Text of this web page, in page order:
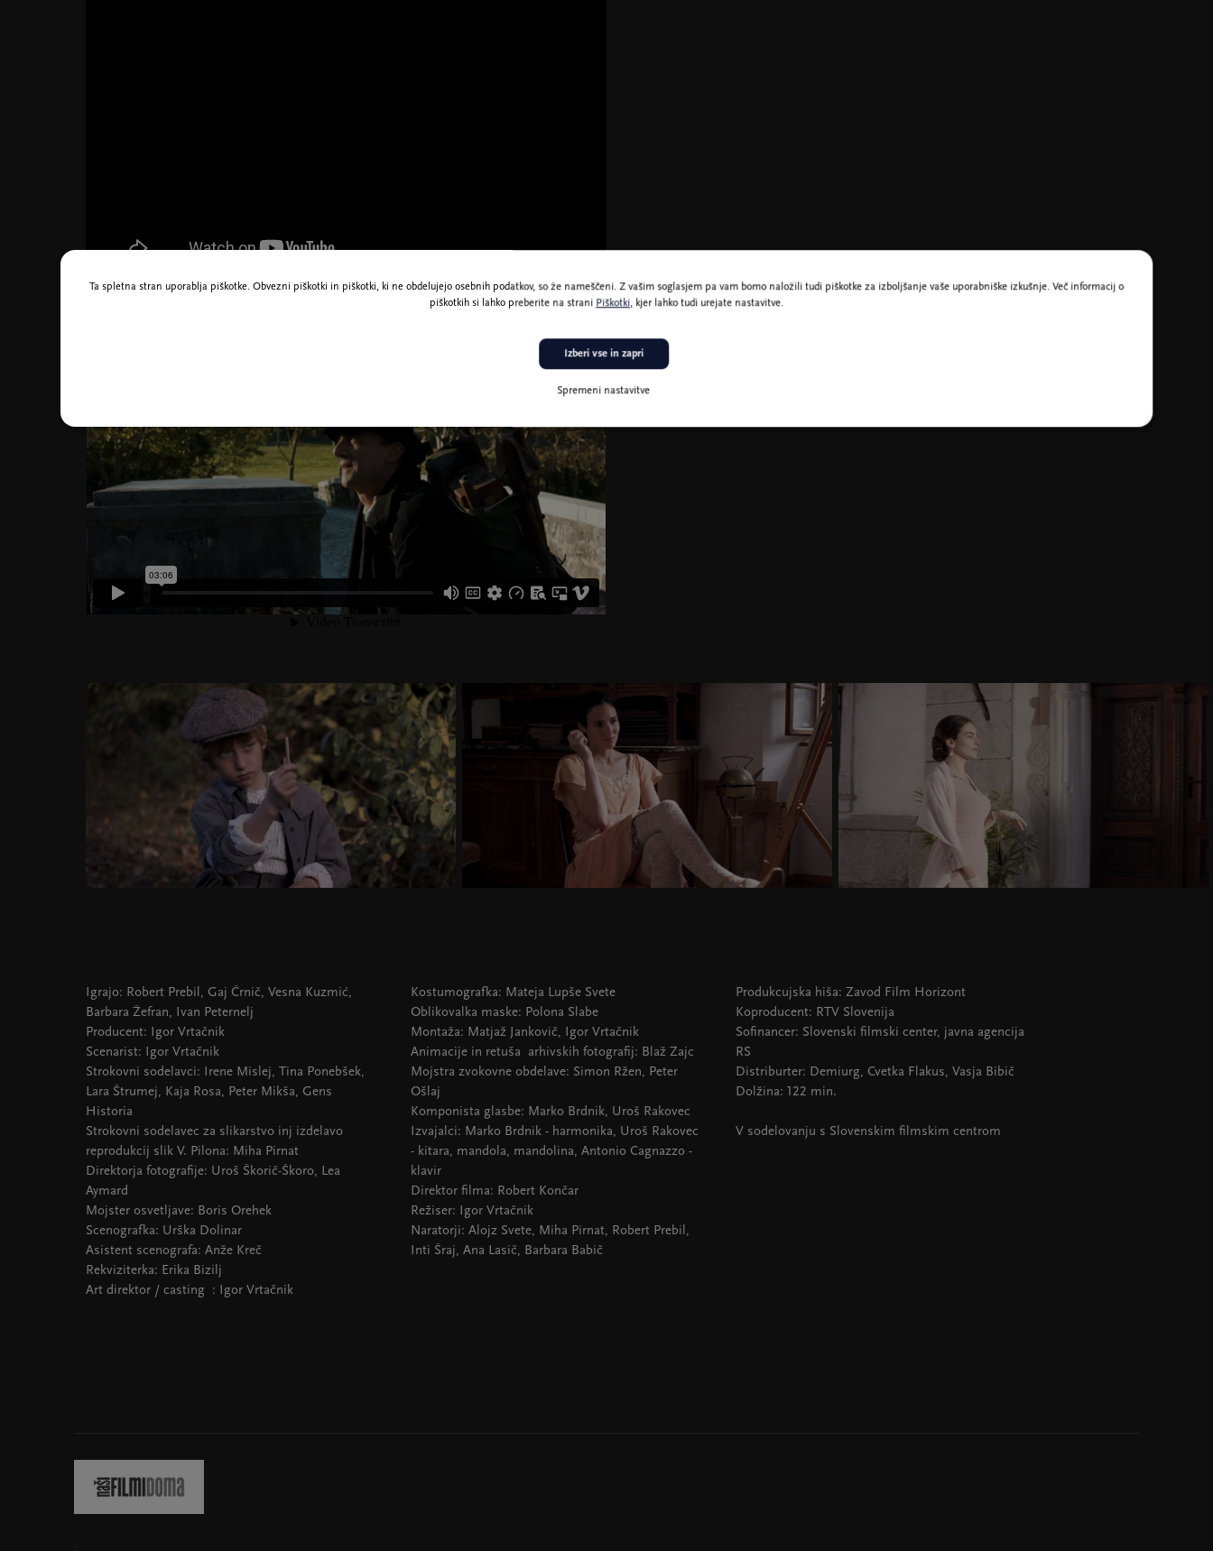
Igrajo: Robert Prebil, Gaj Črnič, Vesna Kuzmić,
Barbara Žefran, Ivan Peternelj
Producent: Igor Vrtačnik
Scenarist: Igor Vrtačnik
Strokovni sodelavci: Irene Mislej, Tina Ponebšek,
Lara Štrumej, Kaja Rosa, Peter Mikša, Gens
Historia
Strokovni sodelavec za slikarstvo inj izdelavo
reprodukcij slik V. Pilona: Miha Pirnat
Direktorja fotografije: Uroš Škorič-Škoro, Lea
Aymard
Mojster osvetljave: Boris Orehek
Scenografka: Urška Dolinar
Asistent scenografa: Anže Kreč
Rekviziterka: Erika Bizilj
Art direktor / casting : Igor Vrtačnik
Kostumografka: Mateja Lupše Svete
Oblikovalka maske: Polona Slabe
Montaža: Matjaž Jankovič, Igor Vrtačnik
Animacije in retuša arhivskih fotografij: Blaž Zajc
Mojstra zvokovne obdelave: Simon Ržen, Peter
Ošlaj
Komponista glasbe: Marko Brdnik, Uroš Rakovec
Izvajalci: Marko Brdnik - harmonika, Uroš Rakovec
- kitara, mandola, mandolina, Antonio Cagnazzo -
klavir
Direktor filma: Robert Končar
Režiser: Igor Vrtačnik
Naratorji: Alojz Svete, Miha Pirnat, Robert Prebil,
Inti Šraj, Ana Lasič, Barbara Babič
Produkcujska hiša: Zavod Film Horizont
Koproducent: RTV Slovenija
Sofinancer: Slovenski filmski center, javna agencija
RS
Distriburter: Demiurg, Cvetka Flakus, Vasja Bibič
Dolžina: 122 min.
V sodelovanju s Slovenskim filmskim centrom
.
Ta spletna stran uporablja piškotke. Obvezni piškotki in piškotki, ki ne obdelujejo osebnih podatkov, so že nameščeni. Z vašim soglasjem pa vam bomo naložili tudi piškotke za izboljšanje vaše uporabniške izkušnje. Več informacij o
piškotkih si lahko preberite na strani Piškotki, kjer lahko tudi urejate nastavitve.
Spremeni nastavitve
Izberi vse in zapri